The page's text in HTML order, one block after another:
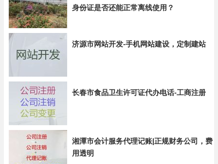
身份证是否还能正常离线使用？
济源市网站开发-手机网站建设，定制建站
长春市食品卫生许可证代办电话-工商注册
湘潭市会计服务代理记账|正规财务公司，费
用透明